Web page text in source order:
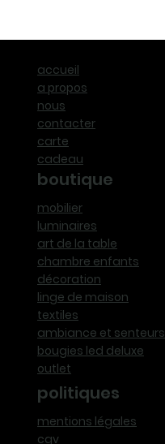
accueil
a propos
nous
contacter
carte
cadeau
boutique
mobilier
luminaires
art de la table
chambre enfants
décoration
linge de maison
textiles
ambiance et senteurs
bougies led deluxe
outlet
politiques
mentions légales
cgv